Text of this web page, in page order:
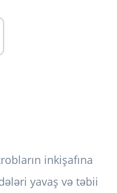
inkişafına
yavaş və təbii